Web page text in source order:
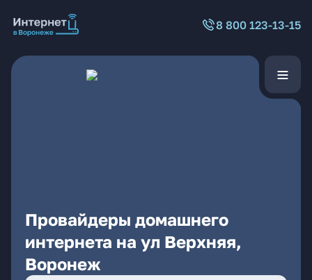
8 800 123-13-15
Провайдеры домашнего
интернета на ул Верхняя,
Воронеж